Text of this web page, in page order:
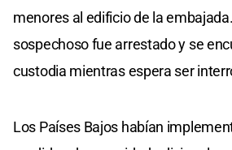
menores al edificio de la
sospechoso fue arrestado y se
custodia mientras espera ser
Los Países Bajos habían